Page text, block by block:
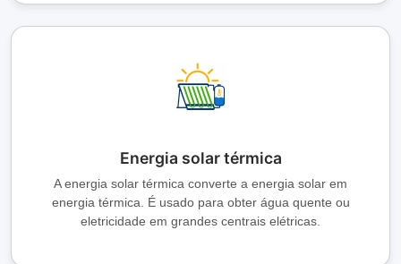
Energia solar térmica
A energia solar térmica converte a energia solar em
energia térmica. É usado para obter água quente ou
eletricidade em grandes centrais elétricas.